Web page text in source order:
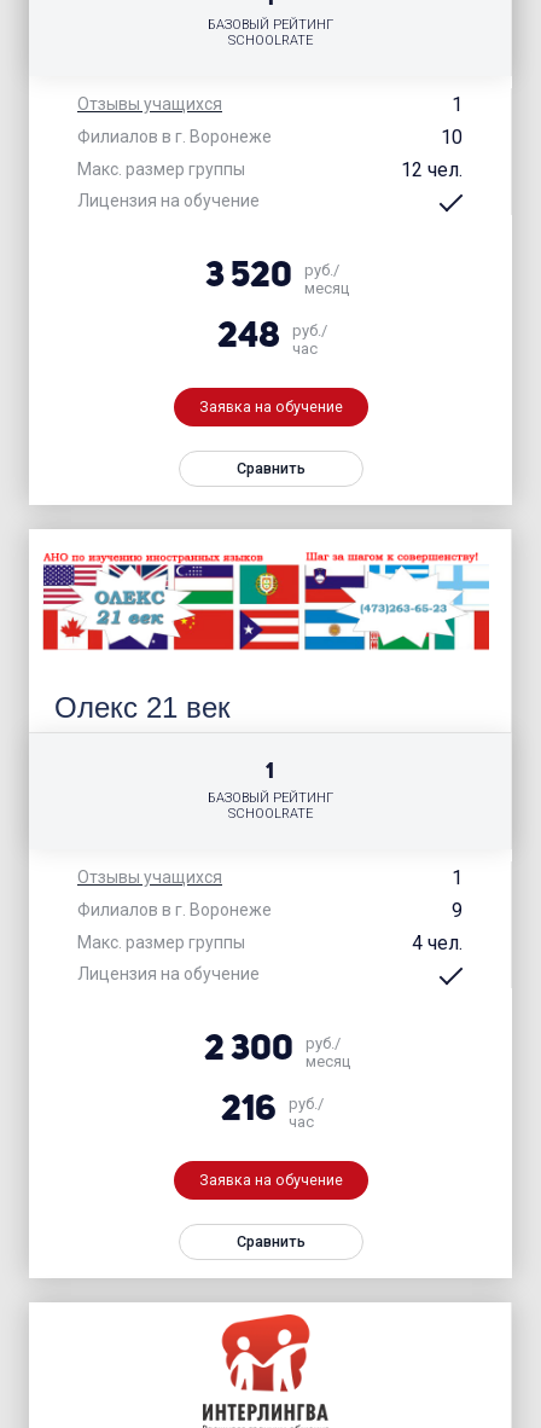
Отзывы учащихся 1
Филиалов в г. Воронеже 10
Макс. размер группы 12 чел.
Лицензия на обучение
БАЗОВЫЙ РЕЙТИНГ
SCHOOLRATE
3 520
руб./
месяц
248
руб./
час
Заявка на обучение
Сравнить
Олекс 21 век
Отзывы учащихся 1
Филиалов в г. Воронеже 9
Макс. размер группы 4 чел.
Лицензия на обучение
1
БАЗОВЫЙ РЕЙТИНГ
SCHOOLRATE
2 300
руб./
месяц
216
руб./
час
Заявка на обучение
Сравнить